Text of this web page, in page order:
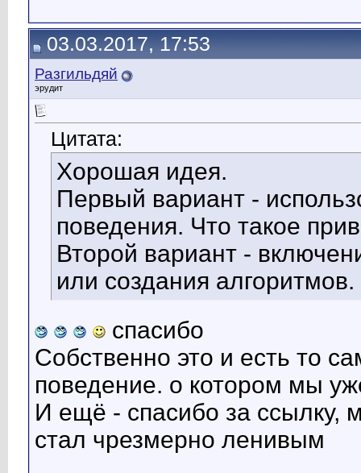
03.03.2017, 17:53
Разгильдяй
эрудит
Цитата:
Хорошая идея.
Первый вариант -
поведения. Что такое
Второй вариант -
или создания алгоритмов.
спасибо
Собственно это и есть то
поведение. о котором мы
И ещё - спасибо за ссылку,
стал чрезмерно ленивым